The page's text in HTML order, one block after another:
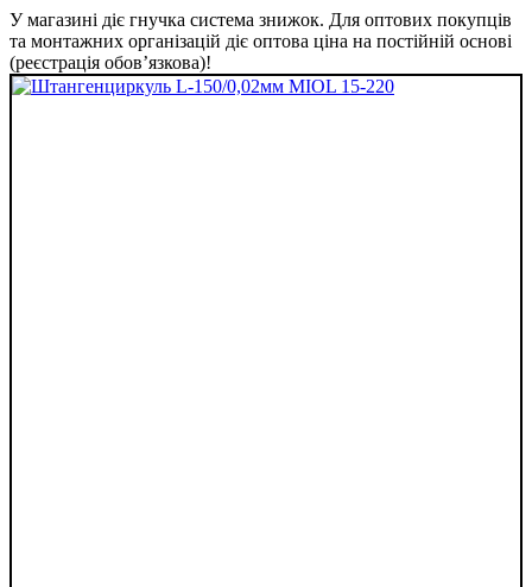
У магазині діє гнучка система знижок. Для оптових покупців
та монтажних організацій діє оптова ціна на постійній основі
(реєстрація обов’язкова)!